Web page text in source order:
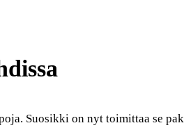
Suosikki on nyt toimittaa se